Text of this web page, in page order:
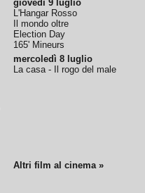
giovedì 9 luglio
L'Hangar Rosso
Il mondo oltre
Election Day
165' Mineurs
mercoledì 8 luglio
La casa - Il rogo del male
Altri film al cinema »